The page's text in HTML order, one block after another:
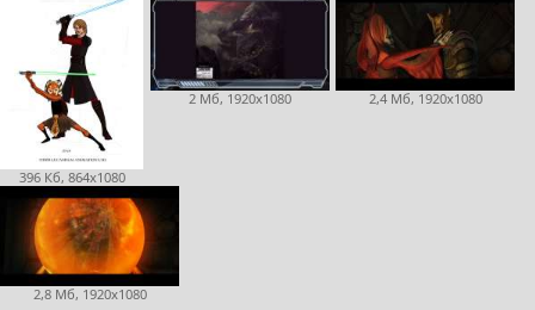
396 Кб, 864x1080
2 Мб, 1920x1080 2,4 Мб, 1920x1080
2,8 Мб, 1920x1080